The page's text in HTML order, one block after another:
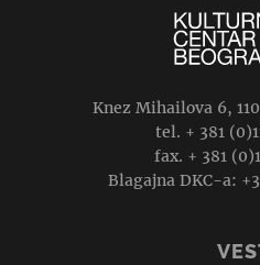
Knez Mihailova 6,
tel. + 381
fax. + 381
Blagajna DKC-a: